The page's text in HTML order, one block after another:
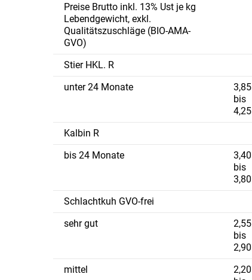
Preise Brutto inkl. 13% Ust je kg
Lebendgewicht, exkl.
Qualitätszuschläge (BIO-AMA-
GVO)
Stier HKL. R
unter 24 Monate
3,85
bis
4,25
Kalbin R
bis 24 Monate
3,40
bis
3,80
Schlachtkuh GVO-frei
sehr gut
2,55
bis
2,90
mittel
2,20